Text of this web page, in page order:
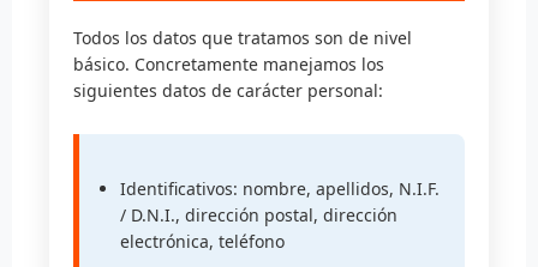
Todos los datos que tratamos son de nivel
básico. Concretamente manejamos los
siguientes datos de carácter personal:
Identificativos: nombre, apellidos, N.I.F.
/ D.N.I., dirección postal, dirección
electrónica, teléfono